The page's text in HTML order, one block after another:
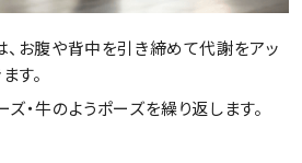
、お腹や背中を引き締めて代謝をアッ
す。
・牛のようポーズを繰り返します。